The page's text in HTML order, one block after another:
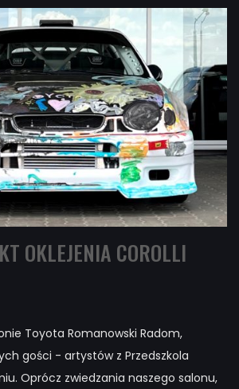
OKLEJENIA COROLLI
Toyota Romanowski Radom,
gości - artystów z Przedszkola
Oprócz zwiedzania naszego salonu,